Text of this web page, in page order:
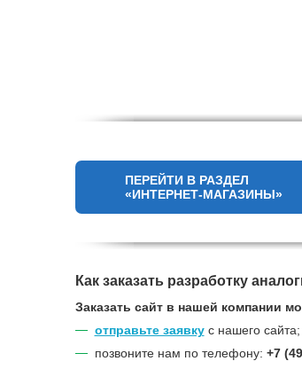
ПЕРЕЙТИ В РАЗДЕЛ
«ИНТЕРНЕТ-МАГАЗИНЫ»
Как заказать разработку
Заказать сайт в нашей компании
отправьте заявкус нашего сайта;
позвоните нам по телефону: +7